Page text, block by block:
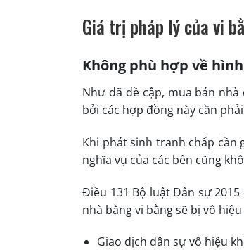
Giá trị pháp lý của vi
Không phù hợp về
Như đã đề cập, mua bán
bởi các hợp đồng này cần
Khi phát sinh tranh chấp cần
nghĩa vụ của các bên cũng
Điều 131 Bộ luật Dân sự
nhà bằng vi bằng sẽ bị vô
Giao dịch dân sự vô hiệu